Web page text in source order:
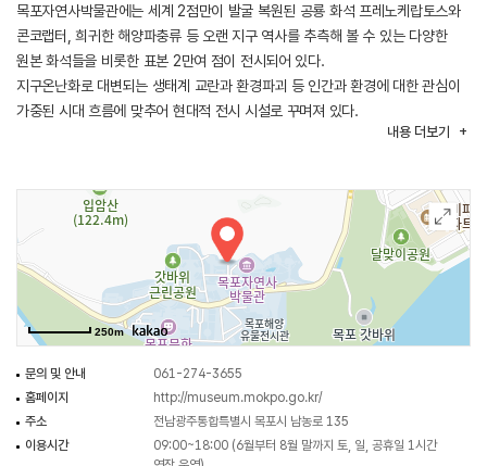
목포자연사박물관에는 세계 2점만이 발굴 복원된 공룡 화석 프레노케랍토스와
콘코랩터, 희귀한 해양파충류 등 오랜 지구 역사를 추측해 볼 수 있는 다양한
원본 화석들을 비롯한 표본 2만여 점이 전시되어 있다.
지구온난화로 대변되는 생태계 교란과 환경파괴 등 인간과 환경에 대한 관심이
가중된 시대 흐름에 맞추어 현대적 전시 시설로 꾸며져 있다.
지구 46억 년 자연의 역사를 인증하는 공룡 화석, 광물, 곤충식물, 조류, 포유류,
자료를 수집 전시하여 국제적 박물관으로 발전하고 있다.
특히, 2012년 6월 27일 천연기념물 국가지정문화재로 등록된
‘육식공룡알둥지화석’ 원본을 전시하고 있다. 본 화석은 2009년 목포와 신안군
압해도를 연결하는 압해대교 건설 현장 주변 지표 지질 조사 과정에서 발굴된
화석으로 세계적으로 그 산출지가 희귀하며 국내 최초 육식공룡알둥지화석이다.
문예역사관에는 살아있는 미술관 운림산방 4대의 작품실과 수석전시실 등
다양한 지역 문화와 역사를 살펴볼 수 있고, 전남광주통합특별시 지역의 도자기
생활도자박물관과 2013년 2월 5일 우리나라 최초로 개관한
어린이바다과학관도 함께 운영하고 있다.
내용 더보기
250m
문의 및 안내
061-274-3655
홈페이지
http://museum.mokpo.go.kr/
주소
전남광주통합특별시 목포시 남농로 135
이용시간
09:00~18:00 (6월부터 8월 말까지 토, 일, 공휴일 1시간